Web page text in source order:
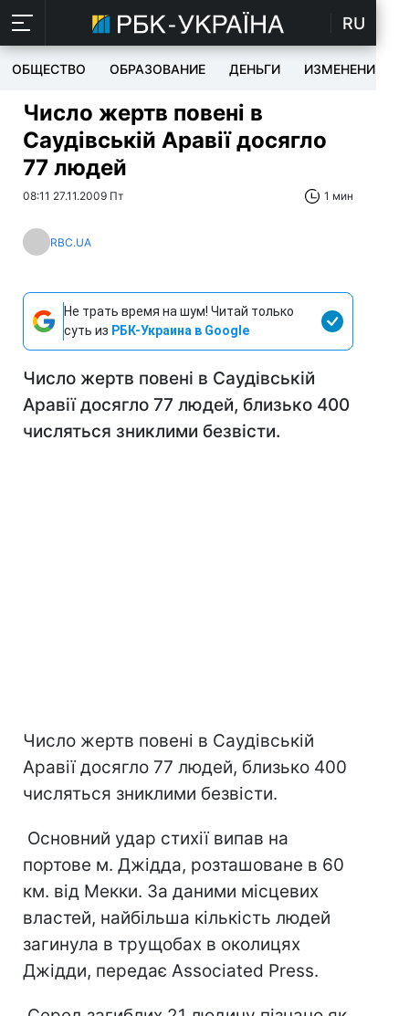
RU
ОБЩЕСТВО ОБРАЗОВАНИЕ ДЕНЬГИ ИЗМЕНЕНИЯ
Число жертв повені в
Саудівській Аравії досягло
77 людей
08:11 27.11.2009 Пт 1 мин
RBC.UA
Не трать время на шум! Читай только
суть из РБК-Украина в Google
Число жертв повені в Саудівській
Аравії досягло 77 людей, близько 400
числяться зниклими безвісти.
Число жертв повені в Саудівській
Аравії досягло 77 людей, близько 400
числяться зниклими безвісти.
Основний удар стихії випав на
портове м. Джідда, розташоване в 60
км. від Мекки. За даними місцевих
властей, найбільша кількість людей
загинула в трущобах в околицях
Джідди, передає Associated Press.